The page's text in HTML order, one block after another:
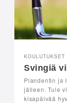
KOULUTUKSET
Svingiä
Plandentin ja
jälleen. Tule
kisapäivää